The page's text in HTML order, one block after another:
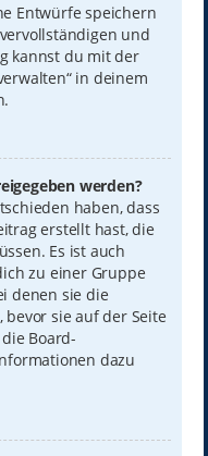
Entwürfe speichern
und
kannst du mit der
in deinem
werden?
haben, dass
erstellt hast, die
Es ist auch
zu einer Gruppe
denen sie die
sie auf der Seite
Board-
dazu